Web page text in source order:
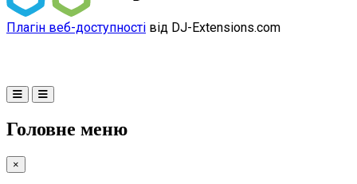
Плагін веб-доступності від DJ-Extensions.com
Головне меню
×